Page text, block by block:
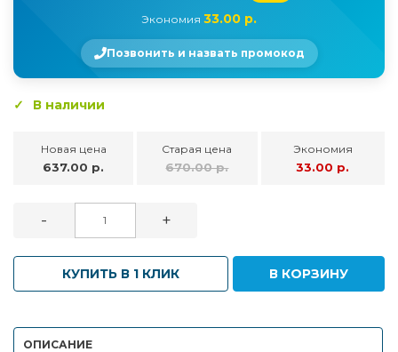
Экономия 33.00 р.
Позвонить и назвать промокод
В наличии
Новая цена
637.00 р.
Старая цена
670.00 р.
Экономия
33.00 р.
- +
КУПИТЬ В 1 КЛИК В КОРЗИНУ
ОПИСАНИЕ